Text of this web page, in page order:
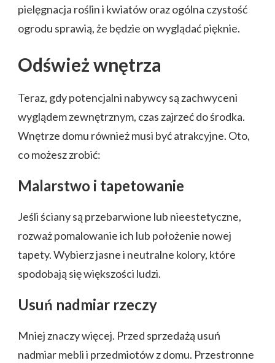
pielęgnacja roślin i kwiatów oraz ogólna czystość
ogrodu sprawią, że będzie on wyglądać pięknie.
Odśwież wnętrza
Teraz, gdy potencjalni nabywcy są zachwyceni
wyglądem zewnętrznym, czas zajrzeć do środka.
Wnętrze domu również musi być atrakcyjne. Oto,
co możesz zrobić:
Malarstwo i tapetowanie
Jeśli ściany są przebarwione lub nieestetyczne,
rozważ pomalowanie ich lub położenie nowej
tapety. Wybierz jasne i neutralne kolory, które
spodobają się większości ludzi.
Usuń nadmiar rzeczy
Mniej znaczy więcej. Przed sprzedażą usuń
nadmiar mebli i przedmiotów z domu. Przestronne